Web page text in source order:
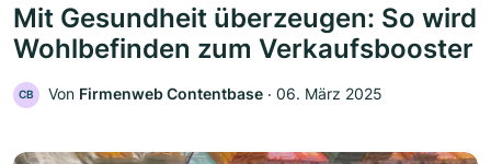
Mit Gesundheit überzeugen: So wird
Wohlbefinden zum Verkaufsbooster
CB Von Firmenweb Contentbase ‧ 06. März 2025